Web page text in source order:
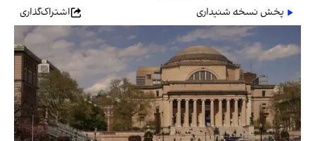
پخش نسخه شنیداری
اشتراک‌گذاری